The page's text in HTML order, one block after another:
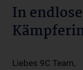
In
Liebes 9C Team,